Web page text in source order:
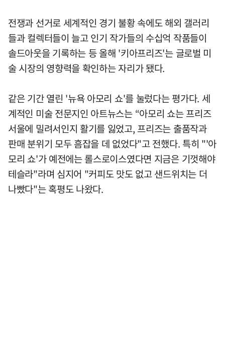
전쟁과 선거로 세계적인 경기 불황 속에도 해외 갤러리
들과 컬렉터들이 늘고 인기 작가들의 수십억 작품들이
솔드아웃을 기록하는 등 올해 '키아프리즈'는 글로벌 미
술 시장의 영향력을 확인하는 자리가 됐다.
같은 기간 열린 '뉴욕 아모리 쇼'를 눌렀다는 평가다. 세
계적인 미술 전문지인 아트뉴스는 “아모리 쇼는 프리즈
서울에 밀려서인지 활기를 잃었고, 프리즈는 출품작과
판매 분위기 모두 흠잡을 데 없었다"고 전했다. 특히 "'아
모리 쇼'가 예전에는 롤스로이스였다면 지금은 기껏해야
테슬라"라며 심지어 "커피도 맛도 없고 샌드위치는 더
나빴다"는 혹평도 나왔다.